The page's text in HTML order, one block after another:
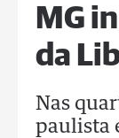
MG
da
Nas
paulista